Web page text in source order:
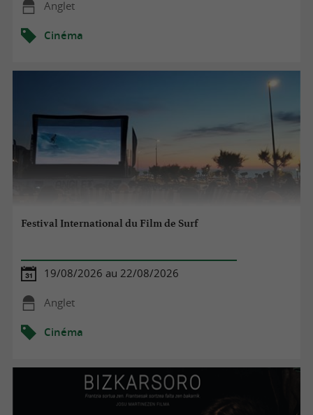
Anglet
Cinéma
Festival International du Film de Surf
19/08/2026 au 22/08/2026
Anglet
Cinéma